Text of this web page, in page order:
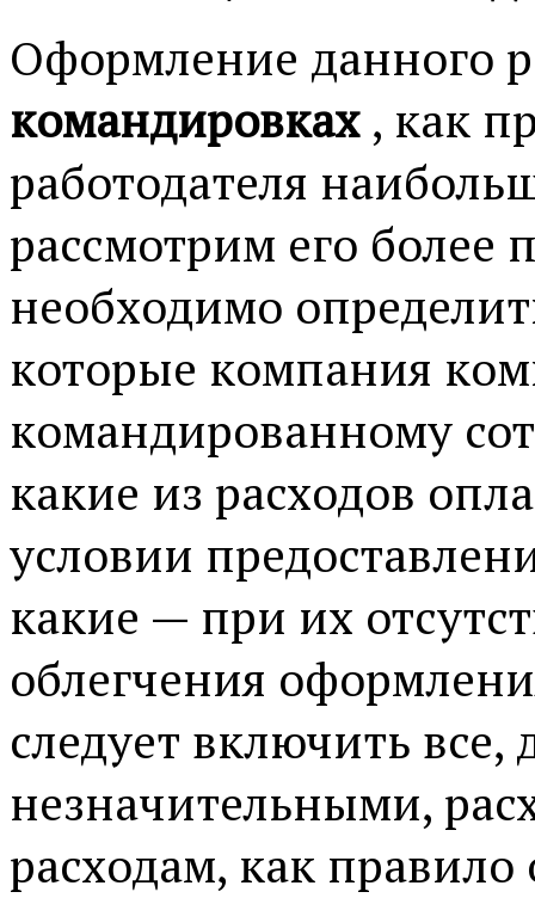
Оформление данного
командировках , как
работодателя
рассмотрим его более
необходимо
которые компания
командированному
какие из расходов
условии
какие — при их
облегчения
следует включить
незначительными,
расходам, как правило